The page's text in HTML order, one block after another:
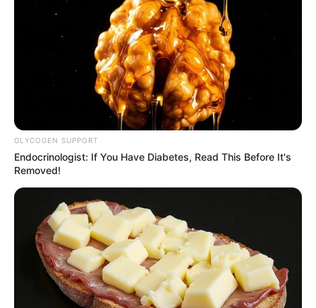
Κύρια συμπεράσματα της ανασκόπησης
τα εμβόλια κατά του κορωνοϊού.
Ως βασική αρχή της παρούσας μελέτης,δεν
απορρίπτονται, γενικώς και συλλήβδην, τα εμβόλια,
διότι κατά το παρελθόν , έσωσαν την ανθρωπότητα από
διάφορες ασθένειες. Ωστόσο,
παρατίθενται ουσιαστικά
GLYCOGEN SUPPORT
Endocrinologist: If You Have Diabetes, Read This Before It's
Removed!